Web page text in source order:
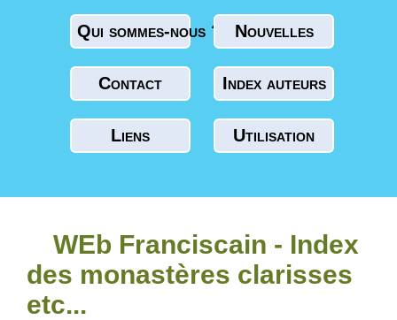
Qui sommes-nous ? Nouvelles
Contact Index auteurs
Liens Utilisation
WEb Franciscain - Index
des monastères clarisses
etc...